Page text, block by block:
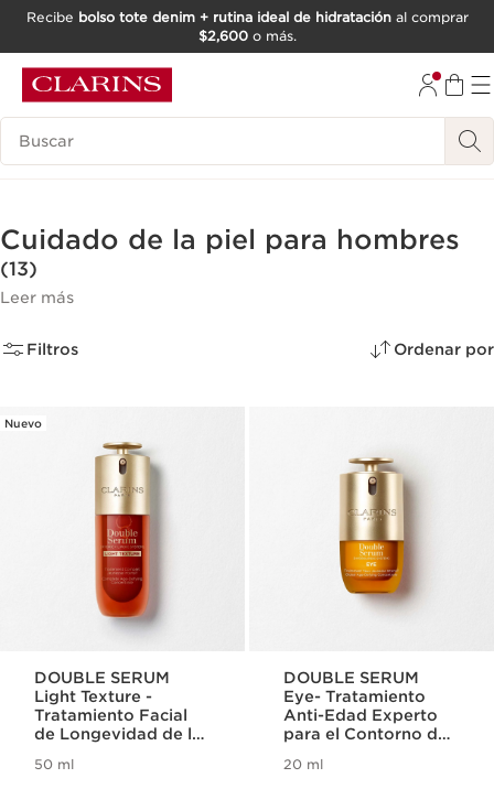
IR AL PIE DE PÁGINA
Recibe bolso tote denim + rutina ideal de hidrataciónal comprar
$2,600o más.
Buscar
Cuidado de la piel para hombres
(13)
Leer más
Filtros Ordenar por
Nuevo
DOUBLE SERUM
Light Texture -
Tratamiento Facial
de Longevidad de la
50 ml
DOUBLE SERUM
Eye- Tratamiento
Anti-Edad Experto
para el Contorno de
20 ml